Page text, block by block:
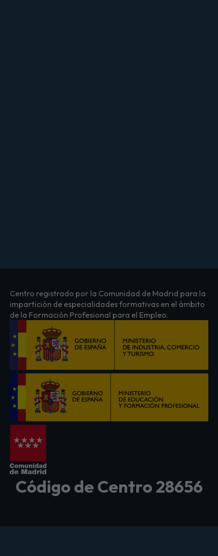
Centro registrado por la Comunidad de Madrid para la
impartición de especialidades formativas en el ámbito
de la Formación Profesional para el Empleo.
Código de Centro 28656